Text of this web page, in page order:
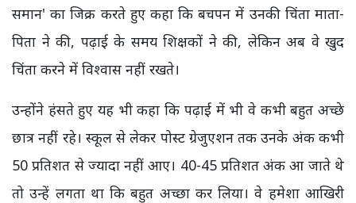
समान' का जिक्र करते हुए कहा कि बचपन में उनकी चिंता माता-
पिता ने की, पढ़ाई के समय शिक्षकों ने की, लेकिन अब वे खुद
चिंता करने में विश्वास नहीं रखते।
उन्होंने हंसते हुए यह भी कहा कि पढ़ाई में भी वे कभी बहुत अच्छे
छात्र नहीं रहे। स्कूल से लेकर पोस्ट ग्रेजुएशन तक उनके अंक कभी
50 प्रतिशत से ज्यादा नहीं आए। 40-45 प्रतिशत अंक आ जाते थे
तो उन्हें लगता था कि बहुत अच्छा कर लिया। वे हमेशा आखिरी